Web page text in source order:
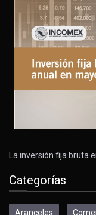
La inversión fija bruta
Categorías
Aranceles